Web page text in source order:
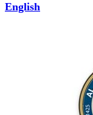
English